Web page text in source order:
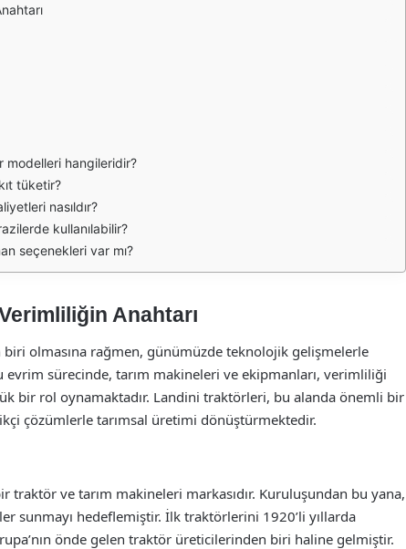
modelleri hangileridir?
tüketir?
nasıldır?
kullanılabilir?
seçenekleri var mı?
Anahtarı
biri olmasına rağmen, günümüzde teknolojik gelişmelerle
sürecinde, tarım makineleri ve ekipmanları, verimliliği
bir rol oynamaktadır. Landini traktörleri, bu alanda önemli bir
çözümlerle tarımsal üretimi dönüştürmektedir.
traktör ve tarım makineleri markasıdır. Kuruluşundan bu yana,
sunmayı hedeflemiştir. İlk traktörlerini 1920’li yıllarda
önde gelen traktör üreticilerinden biri haline gelmiştir.